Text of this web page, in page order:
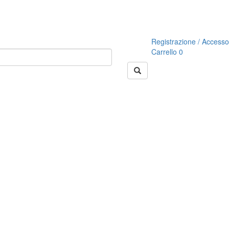
Registrazione / Accesso
Carrello 0